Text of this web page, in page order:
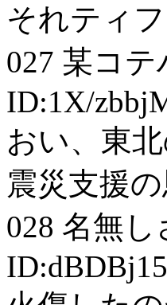
それティ
027 某コテ
ID:1X/
おい、東
震災支援
028 名無し